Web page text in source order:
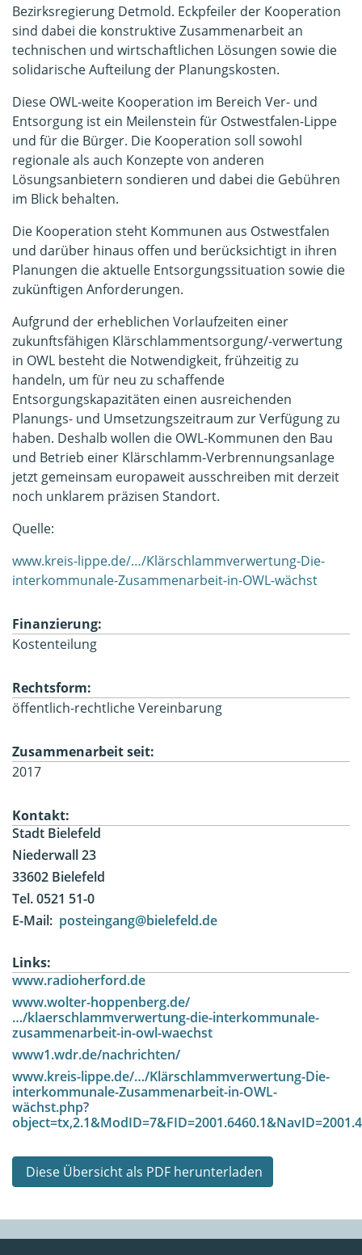
Bezirksregierung Detmold. Eckpfeiler der Kooperation
sind dabei die konstruktive Zusammenarbeit an
technischen und wirtschaftlichen Lösungen sowie die
solidarische Aufteilung der Planungskosten.
Diese OWL-weite Kooperation im Bereich Ver- und
Entsorgung ist ein Meilenstein für Ostwestfalen-Lippe
und für die Bürger. Die Kooperation soll sowohl
regionale als auch Konzepte von anderen
Lösungsanbietern sondieren und dabei die Gebühren
im Blick behalten.
Die Kooperation steht Kommunen aus Ostwestfalen
und darüber hinaus offen und berücksichtigt in ihren
Planungen die aktuelle Entsorgungssituation sowie die
zukünftigen Anforderungen.
Aufgrund der erheblichen Vorlaufzeiten einer
zukunftsfähigen Klärschlammentsorgung/-verwertung
in OWL besteht die Notwendigkeit, frühzeitig zu
handeln, um für neu zu schaffende
Entsorgungskapazitäten einen ausreichenden
Planungs- und Umsetzungszeitraum zur Verfügung zu
haben. Deshalb wollen die OWL-Kommunen den Bau
und Betrieb einer Klärschlamm-Verbrennungsanlage
jetzt gemeinsam europaweit ausschreiben mit derzeit
noch unklarem präzisen Standort.
Quelle:
www.kreis-lippe.de/…/Klärschlammverwertung-Die-
interkommunale-Zusammenarbeit-in-OWL-wächst
Finanzierung:
Kostenteilung
Rechtsform:
öffentlich-rechtliche Vereinbarung
Zusammenarbeit seit:
2017
Kontakt:
Stadt Bielefeld
Niederwall 23
33602 Bielefeld
Tel. 0521 51-0
E-Mail: posteingang@bielefeld.de
Links:
www.radioherford.de
www.wolter-hoppenberg.de/
…/klaerschlammverwertung-die-interkommunale-
zusammenarbeit-in-owl-waechst
www1.wdr.de/nachrichten/
www.kreis-lippe.de/…/Klärschlammverwertung-Die-
interkommunale-Zusammenarbeit-in-OWL-
wächst.php?
Diese Übersicht als PDF herunterladen